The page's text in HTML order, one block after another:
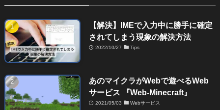
【解決】IMEで入力中に勝手に確定
されてしまう現象の解決方法
2022/10/27 Tips
あのマイクラがWebで遊べるWeb
サービス 『Web-Minecraft』
2021/05/03 Webサービス